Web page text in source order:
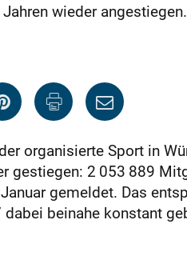
wieder angestiegen.
organisierte Sport in
gestiegen: 2 053 889
gemeldet. Das
beinahe konstant